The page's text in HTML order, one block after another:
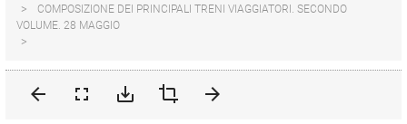
COMPOSIZIONE DEI PRINCIPALI TRENI VIAGGIATORI. SECONDO
VOLUME. 28 MAGGIO